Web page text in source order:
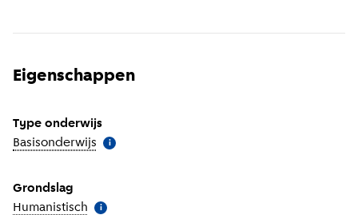
Eigenschappen
Type onderwijs
Basisonderwijs Meer informatie
i
Grondslag
Humanistisch Meer informatie
i